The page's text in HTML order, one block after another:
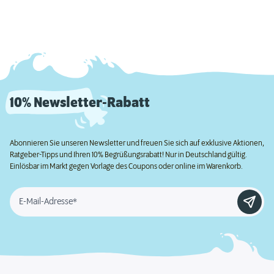
10% Newsletter-Rabatt
Abonnieren Sie unseren Newsletter und freuen Sie sich auf exklusive Aktionen,
Ratgeber-Tipps und Ihren 10% Begrüßungsrabatt! Nur in Deutschland gültig.
Einlösbar im Markt gegen Vorlage des Coupons oder online im Warenkorb.
E-Mail-Adresse*